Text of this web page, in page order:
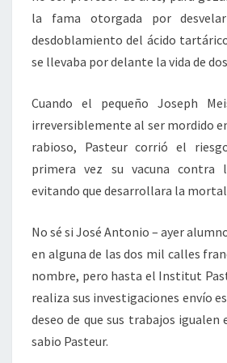
la fama otorgada por
desdoblamiento del ácido
se llevaba por delante la vida de
Cuando el pequeño Joseph
irreversiblemente al ser mordido
rabioso, Pasteur corrió el
primera vez su vacuna contra
evitando que desarrollara la
No sé si José Antonio – ayer
en alguna de las dos mil calles
nombre, pero hasta el Institut
realiza sus investigaciones envío
deseo de que sus trabajos
sabio Pasteur.